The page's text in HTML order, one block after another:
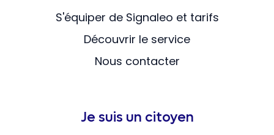
S'équiper de Signaleo et tarifs
Découvrir le service
Nous contacter
Je suis un citoyen